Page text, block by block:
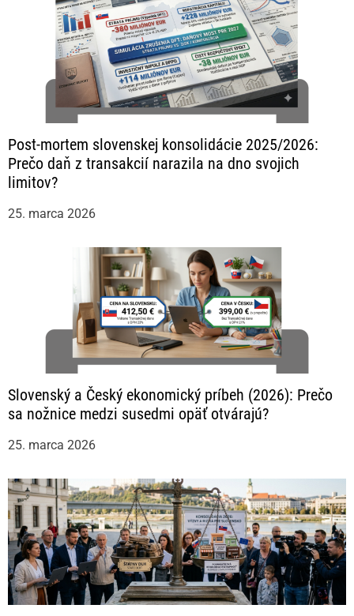
Post-mortem slovenskej konsolidácie 2025/2026:
Prečo daň z transakcií narazila na dno svojich
limitov?
25. marca 2026
Slovenský a Český ekonomický príbeh (2026): Prečo
sa nožnice medzi susedmi opäť otvárajú?
25. marca 2026